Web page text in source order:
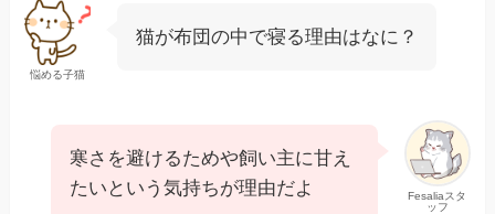
悩める子猫
猫が布団の中で寝る理由はなに？
Fesaliaスタ
ッフ
寒さを避けるためや飼い主に甘え
たいという気持ちが理由だよ